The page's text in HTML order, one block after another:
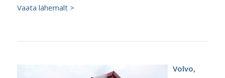
Vaata lähemalt >
Volvo,